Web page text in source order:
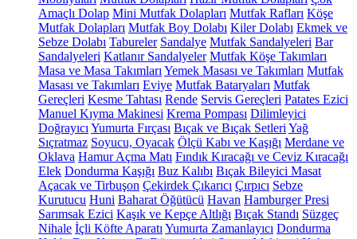
Amaçlı Dolap Mini Mutfak Dolapları Mutfak Rafları Köşe
Mutfak Dolapları Mutfak Boy Dolabı Kiler Dolabı Ekmek ve
Sebze Dolabı Tabureler Sandalye Mutfak Sandalyeleri Bar
Sandalyeleri Katlanır Sandalyeler Mutfak Köşe Takımları
Masa ve Masa Takımları Yemek Masası ve Takımları Mutfak
Masası ve Takımları Eviye Mutfak Bataryaları Mutfak
Gereçleri Kesme Tahtası Rende Servis Gereçleri Patates Ezici
Manuel Kıyma Makinesi Krema Pompası Dilimleyici
Doğrayıcı Yumurta Fırçası Bıçak ve Bıçak Setleri Yağ
Sıçratmaz Soyucu, Oyacak Ölçü Kabı ve Kaşığı Merdane ve
Oklava Hamur Açma Matı Fındık Kıracağı ve Ceviz Kıracağı
Elek Dondurma Kaşığı Buz Kalıbı Bıçak Bileyici Masat
Açacak ve Tirbuşon Çekirdek Çıkarıcı Çırpıcı Sebze
Kurutucu Huni Baharat Öğütücü Havan Hamburger Presi
Sarımsak Ezici Kaşık ve Kepçe Altlığı Bıçak Standı Süzgeç
Nihale İçli Köfte Aparatı Yumurta Zamanlayıcı Dondurma